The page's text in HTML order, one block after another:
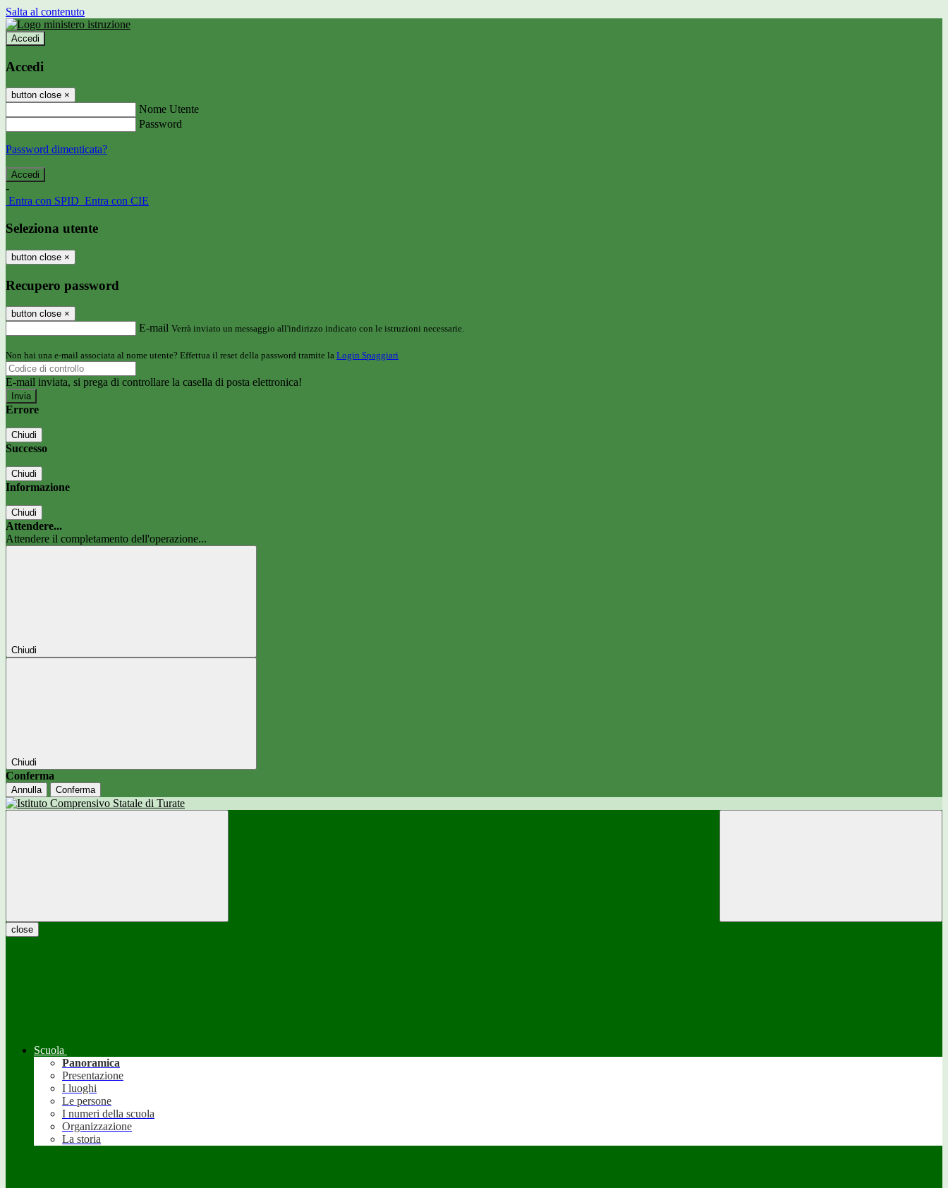
Salta al contenuto
Accedi
Accedi
button close ×
Nome Utente
Password
Password dimenticata?
-
Entra con SPID Entra con CIE
Seleziona utente
button close ×
Recupero password
button close ×
E-mail Verrà inviato un messaggio all'indirizzo indicato con le istruzioni necessarie.
Non hai una e-mail associata al nome utente? Effettua il reset della password tramite la Login Spaggiari
E-mail inviata, si prega di controllare la casella di posta elettronica!
Errore
Chiudi
Successo
Chiudi
Informazione
Chiudi
Attendere...
Attendere il completamento dell'operazione...
Chiudi
Chiudi
Conferma
Annulla Conferma
close
Scuola
Panoramica
Presentazione
I luoghi
Le persone
I numeri della scuola
Organizzazione
La storia